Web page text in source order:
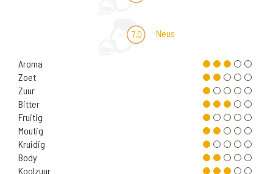
7,0 Neus
Aroma
Zoet
Zuur
Bitter
Fruitig
Moutig
Kruidig
Body
Koolzuur